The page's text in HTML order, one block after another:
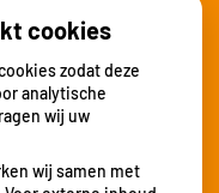
cookies
zodat deze
analytische
wij uw
wij samen met